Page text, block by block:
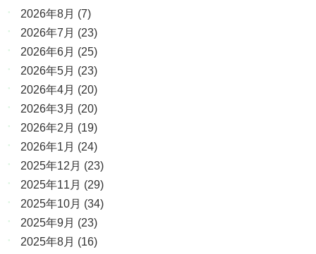
2026年8月 (7)
2026年7月 (23)
2026年6月 (25)
2026年5月 (23)
2026年4月 (20)
2026年3月 (20)
2026年2月 (19)
2026年1月 (24)
2025年12月 (23)
2025年11月 (29)
2025年10月 (34)
2025年9月 (23)
2025年8月 (16)